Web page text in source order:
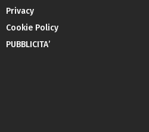
Privacy
Cookie Policy
PUBBLICITA’